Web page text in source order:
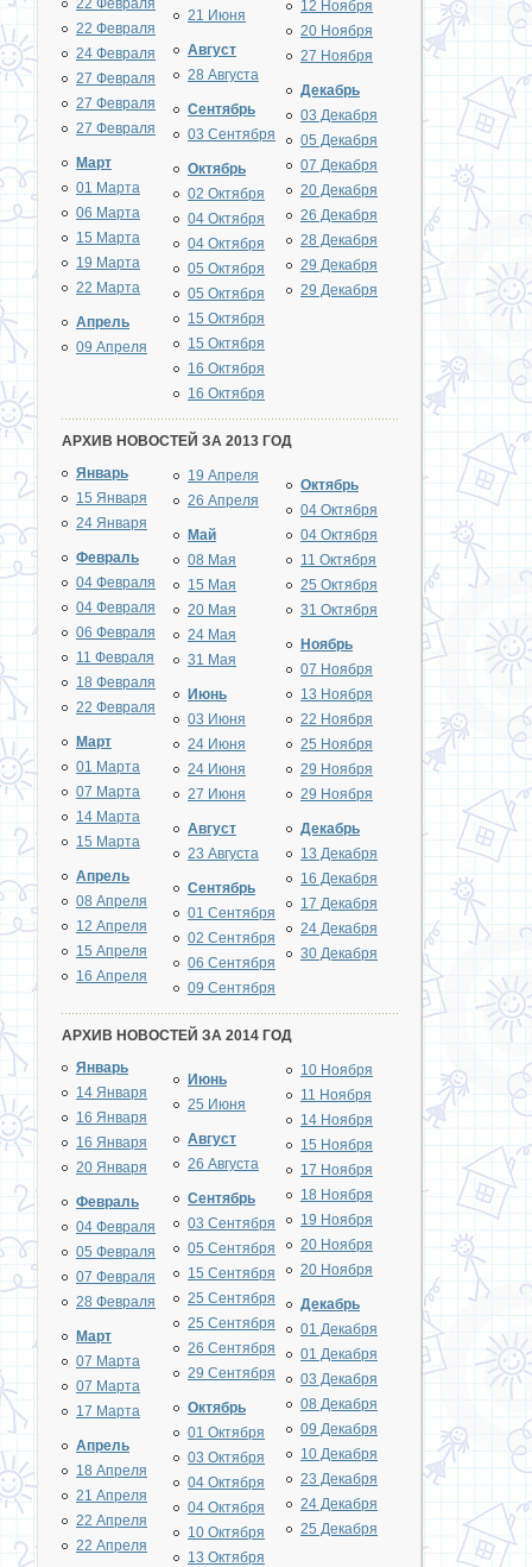
22 Февраля
22 Февраля
24 Февраля
27 Февраля
27 Февраля
27 Февраля
Март
01 Марта
06 Марта
15 Марта
19 Марта
22 Марта
Апрель
09 Апреля
21 Июня
Август
28 Августа
Сентябрь
03 Сентября
Октябрь
02 Октября
04 Октября
04 Октября
05 Октября
05 Октября
15 Октября
15 Октября
16 Октября
16 Октября
12 Ноября
20 Ноября
27 Ноября
Декабрь
03 Декабря
05 Декабря
07 Декабря
20 Декабря
26 Декабря
28 Декабря
29 Декабря
29 Декабря
АРХИВ НОВОСТЕЙ ЗА 2013 ГОД
Январь
15 Января
24 Января
Февраль
04 Февраля
04 Февраля
06 Февраля
11 Февраля
18 Февраля
22 Февраля
Март
01 Марта
07 Марта
14 Марта
15 Марта
Апрель
08 Апреля
12 Апреля
15 Апреля
16 Апреля
19 Апреля
26 Апреля
Май
08 Мая
15 Мая
20 Мая
24 Мая
31 Мая
Июнь
03 Июня
24 Июня
24 Июня
27 Июня
Август
23 Августа
Сентябрь
01 Сентября
02 Сентября
06 Сентября
09 Сентября
Октябрь
04 Октября
04 Октября
11 Октября
25 Октября
31 Октября
Ноябрь
07 Ноября
13 Ноября
22 Ноября
25 Ноября
29 Ноября
29 Ноября
Декабрь
13 Декабря
16 Декабря
17 Декабря
24 Декабря
30 Декабря
АРХИВ НОВОСТЕЙ ЗА 2014 ГОД
Январь
14 Января
16 Января
16 Января
20 Января
Февраль
04 Февраля
05 Февраля
07 Февраля
28 Февраля
Март
07 Марта
07 Марта
17 Марта
Апрель
18 Апреля
21 Апреля
22 Апреля
22 Апреля
Июнь
25 Июня
Август
26 Августа
Сентябрь
03 Сентября
05 Сентября
15 Сентября
25 Сентября
25 Сентября
26 Сентября
29 Сентября
Октябрь
01 Октября
03 Октября
04 Октября
04 Октября
10 Октября
13 Октября
10 Ноября
11 Ноября
14 Ноября
15 Ноября
17 Ноября
18 Ноября
19 Ноября
20 Ноября
20 Ноября
Декабрь
01 Декабря
01 Декабря
03 Декабря
08 Декабря
09 Декабря
10 Декабря
23 Декабря
24 Декабря
25 Декабря